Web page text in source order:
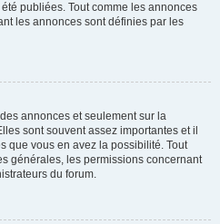
publiées. Tout comme les annonces
les annonces sont définies par les
annonces et seulement sur la
sont souvent assez importantes et il
que vous en avez la possibilité. Tout
générales, les permissions concernant
du forum.